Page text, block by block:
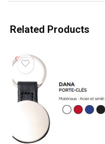
Related Products